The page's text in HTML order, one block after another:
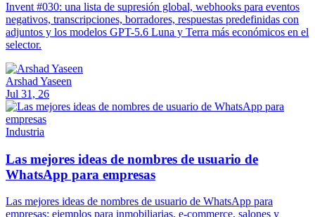
Invent #030: una lista de supresión global, webhooks para eventos
negativos, transcripciones, borradores, respuestas predefinidas con
adjuntos y los modelos GPT-5.6 Luna y Terra más económicos en el
selector.
Arshad Yaseen
Jul 31, 26
Industria
Las mejores ideas de nombres de usuario de
WhatsApp para empresas
Las mejores ideas de nombres de usuario de WhatsApp para
empresas: ejemplos para inmobiliarias, e-commerce, salones y